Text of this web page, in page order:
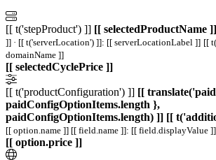
[[ t('stepProduct') ]] [[ selectedProductName ]]
]] · [[ t('serverLocation') ]]: [[ serverLocationLabel ]] [[
domainName ]]
[[ selectedCyclePrice ]]
[[ t('productConfiguration') ]] [[
paidConfigOptionItems.length },
paidConfigOptionItems.length) ]] [[
[[ option.name ]] [[ field.name ]]: [[ field.displayValue ]]
[[ option.price ]]